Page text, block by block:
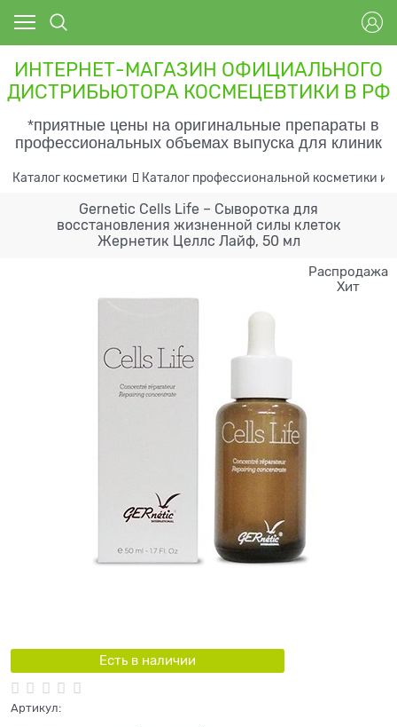
ИНТЕРНЕТ-МАГАЗИН ОФИЦИАЛЬНОГО
ДИСТРИБЬЮТОРА КОСМЕЦЕВТИКИ В РФ
*приятные цены на оригинальные препараты в
профессиональных объемах выпуска для клиник
Каталог косметики Каталог профессиональной косметики и
Gernetic Cells Life – Сыворотка для
восстановления жизненной силы клеток
Жернетик Целлс Лайф, 50 мл
Распродажа
Хит
Есть в наличии
Артикул: